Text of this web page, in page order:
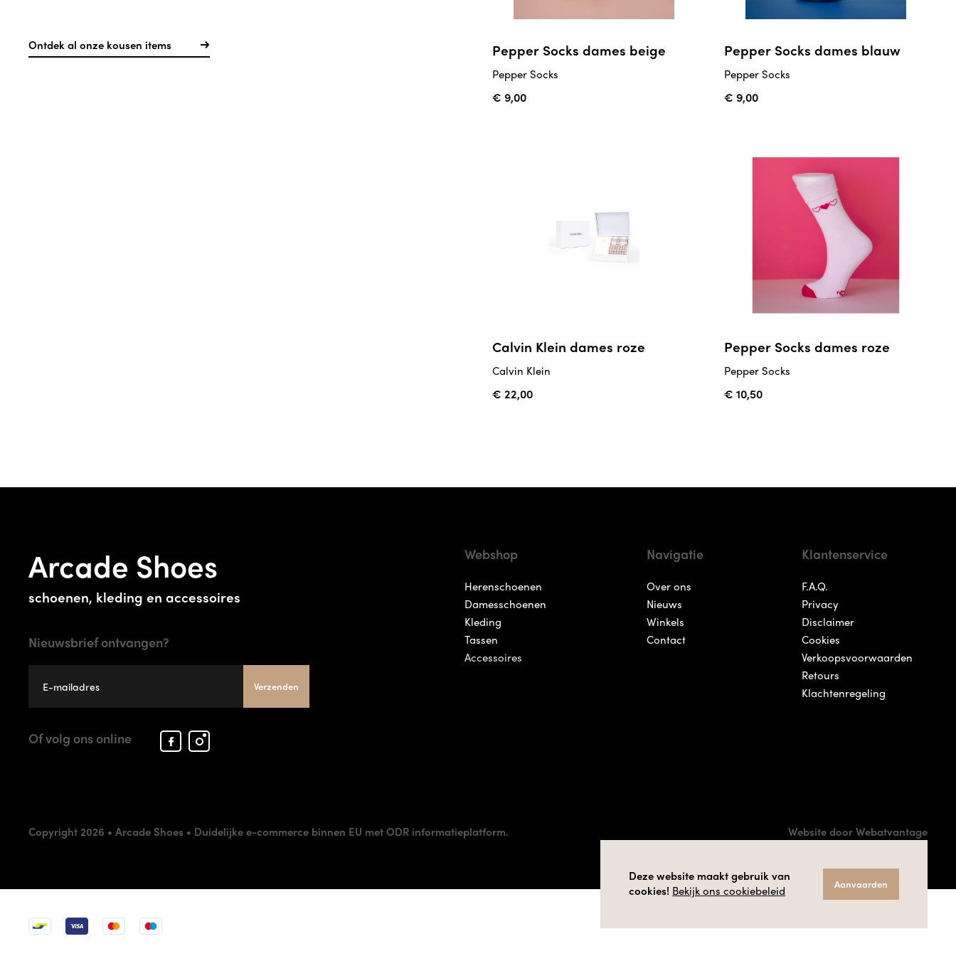
Ontdek al onze kousen items Pepper Socks dames beige
Pepper Socks
€ 9,00
Pepper Socks dames blauw
Pepper Socks
€ 9,00
Calvin Klein dames roze
Calvin Klein
€ 22,00
Pepper Socks dames roze
Pepper Socks
€ 10,50
Arcade Shoes
schoenen, kleding en accessoires
Nieuwsbrief ontvangen?
Verzenden
Of volg ons online
Facebook
Arcade
Instagram
Arcade
Webshop
Herenschoenen
Damesschoenen
Kleding
Tassen
Accessoires
Navigatie
Over ons
Nieuws
Winkels
Contact
Klantenservice
F.A.Q.
Privacy
Disclaimer
Cookies
Verkoopsvoorwaarden
Retours
Klachtenregeling
Copyright 2026 • Arcade Shoes • Duidelijke e-commerce binnen EU met ODR informatieplatform. Website door Webatvantage
Deze website maakt gebruik van
cookies! Bekijk ons cookiebeleid Aanvaarden